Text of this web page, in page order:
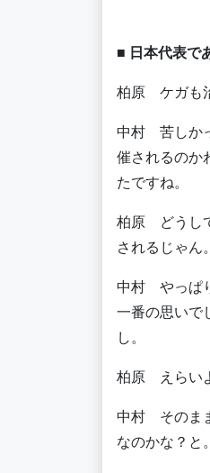
■ 日本代表で
柏原 ケガも
中村 苦しか
催されるのか
たですね。
柏原 どうし
されるじゃん。
中村 やっぱ
一番の思いで
し。
柏原 えらい
中村 そのま
なのかな？と